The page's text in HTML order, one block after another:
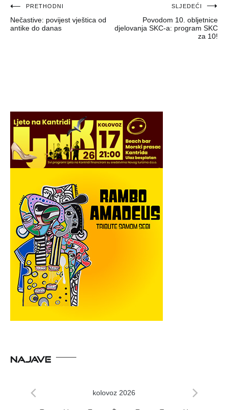
Navigacija
objava
PRETHODNI
Nečastive: povijest vještica od
antike do danas
SLJEDEĆI
Povodom 10. obljetnice
djelovanja SKC-a: program SKC
za 10!
NAJAVE
kolovoz 2026